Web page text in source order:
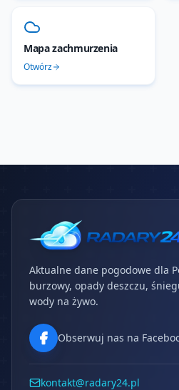
Mapa zachmurzenia
Otwórz
Aktualne dane pogodowe dla
burzowy, opady deszczu,
wody na żywo.
Obserwuj nas na
kontakt@radary24.pl